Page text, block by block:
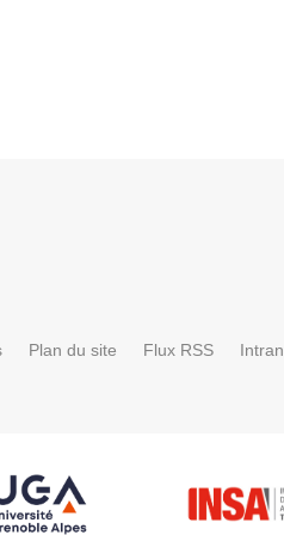
Plan du site Flux RSS